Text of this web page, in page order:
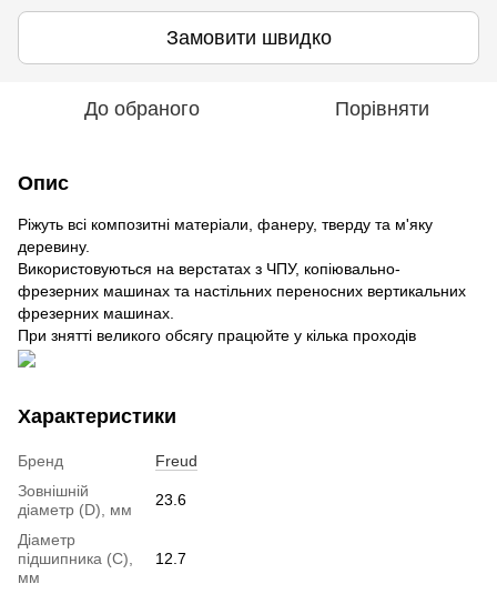
Замовити швидко
До обраного Порівняти
Опис
Ріжуть всі композитні матеріали, фанеру, тверду та м'яку
деревину.
Використовуються на верстатах з ЧПУ, копіювально-
фрезерних машинах та настільних переносних вертикальних
фрезерних машинах.
При знятті великого обсягу працюйте у кілька проходів
Характеристики
Бренд
Freud
Зовнішній
діаметр (D), мм
23.6
Діаметр
підшипника (C),
мм
12.7